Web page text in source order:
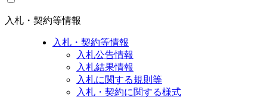
入札・契約等情報
入札・契約等情報
入札公告情報
入札結果情報
入札に関する規則等
入札・契約に関する様式